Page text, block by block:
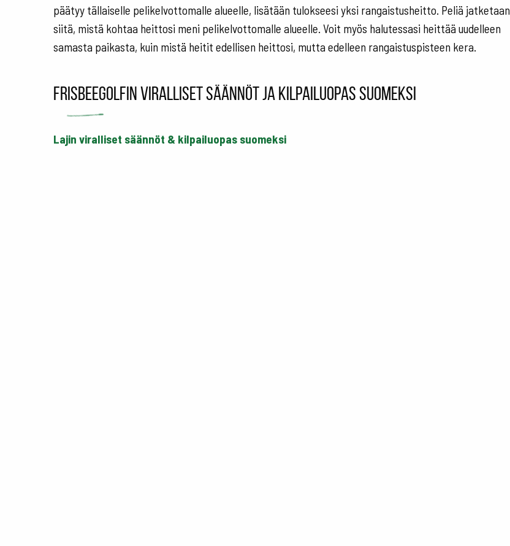
päätyy tällaiselle pelikelvottomalle alueelle, lisätään tulokseesi yksi rangaistusheitto. Peliä jatketaan
siitä, mistä kohtaa heittosi meni pelikelvottomalle alueelle. Voit myös halutessasi heittää uudelleen
samasta paikasta, kuin mistä heitit edellisen heittosi, mutta edelleen rangaistuspisteen kera.
Frisbeegolfin viralliset säännöt ja kilpailuopas suomeksi
Lajin viralliset säännöt & kilpailuopas suomeksi